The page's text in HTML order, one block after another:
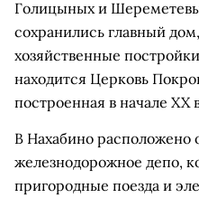
Голицыных и
сохранились главный
хозяйственные
находится Церковь
построенная в начале XX
В Нахабино расположено
железнодорожное депо,
пригородные поезда и